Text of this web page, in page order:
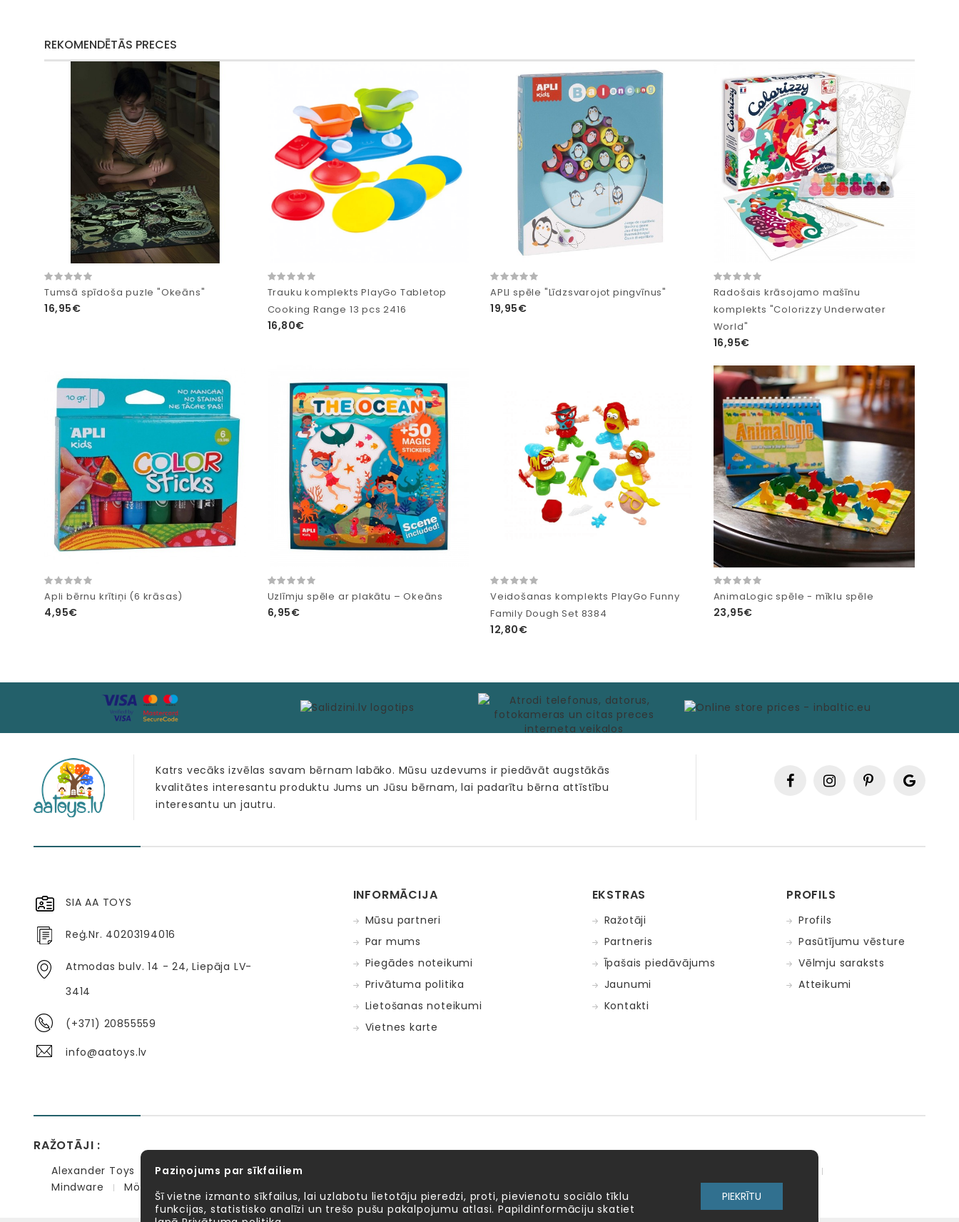
REKOMENDĒTĀS PRECES
Tumsā spīdoša puzle "Okeāns"
16,95€
Trauku komplekts PlayGo Tabletop
Cooking Range 13 pcs 2416
16,80€
APLI spēle "Līdzsvarojot pingvīnus"
19,95€
Radošais krāsojamo mašīnu
komplekts "Colorizzy Underwater
World"
16,95€
Apli bērnu krītiņi (6 krāsas)
4,95€
Uzlīmju spēle ar plakātu – Okeāns
6,95€
Veidošanas komplekts PlayGo Funny
Family Dough Set 8384
12,80€
AnimaLogic spēle - mīklu spēle
23,95€
Katrs vecāks izvēlas savam bērnam labāko. Mūsu uzdevums ir piedāvāt augstākās
kvalitātes interesantu produktu Jums un Jūsu bērnam, lai padarītu bērna attīstību
interesantu un jautru.
SIA AA TOYS
Reģ.Nr. 40203194016
Atmodas bulv. 14 - 24, Liepāja LV-
3414
(+371) 20855559
info@aatoys.lv
INFORMĀCIJA
Mūsu partneri
Par mums
Piegādes noteikumi
Privātuma politika
Lietošanas noteikumi
Vietnes karte
EKSTRAS
Ražotāji
Partneris
Īpašais piedāvājums
Jaunumi
Kontakti
PROFILS
Profils
Pasūtījumu vēsture
Vēlmju saraksts
Atteikumi
RAŽOTĀJI :
Alexander Toys APLI kids Bibio EBULOBO
Mindware
Möbi
Paziņojums par sīkfailiem
Šī vietne izmanto sīkfailus, lai uzlabotu lietotāju pieredzi, proti, pievienotu sociālo tīklu
funkcijas, statistisko analīzi un trešo pušu pakalpojumu atlasi. Papildinformāciju skatiet
PIEKRĪTU